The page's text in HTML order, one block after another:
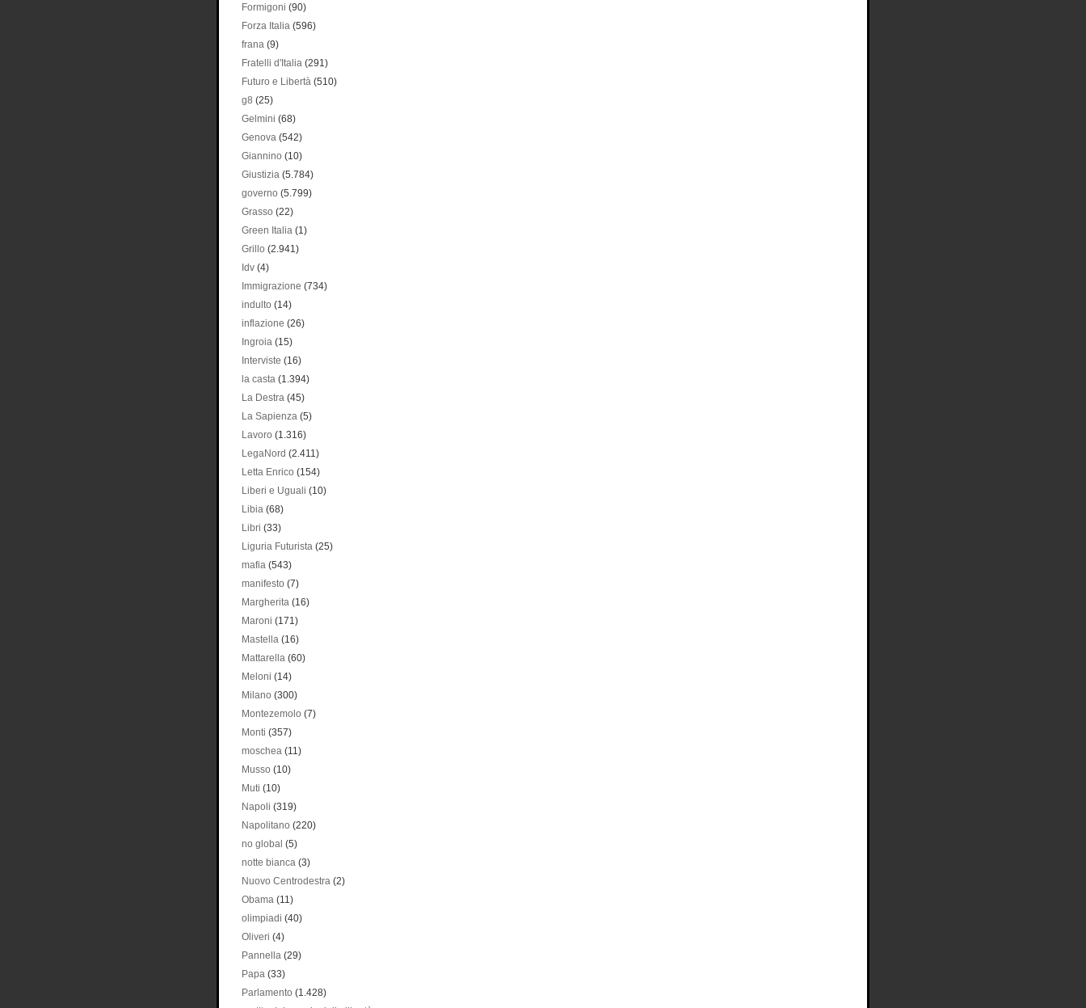
Formigoni (90)
Forza Italia (596)
frana (9)
Fratelli d'Italia (291)
Futuro e Libertà (510)
g8 (25)
Gelmini (68)
Genova (542)
Giannino (10)
Giustizia (5.784)
governo (5.799)
Grasso (22)
Green Italia (1)
Grillo (2.941)
Idv (4)
Immigrazione (734)
indulto (14)
inflazione (26)
Ingroia (15)
Interviste (16)
la casta (1.394)
La Destra (45)
La Sapienza (5)
Lavoro (1.316)
LegaNord (2.411)
Letta Enrico (154)
Liberi e Uguali (10)
Libia (68)
Libri (33)
Liguria Futurista (25)
mafia (543)
manifesto (7)
Margherita (16)
Maroni (171)
Mastella (16)
Mattarella (60)
Meloni (14)
Milano (300)
Montezemolo (7)
Monti (357)
moschea (11)
Musso (10)
Muti (10)
Napoli (319)
Napolitano (220)
no global (5)
notte bianca (3)
Nuovo Centrodestra (2)
Obama (11)
olimpiadi (40)
Oliveri (4)
Pannella (29)
Papa (33)
Parlamento (1.428)